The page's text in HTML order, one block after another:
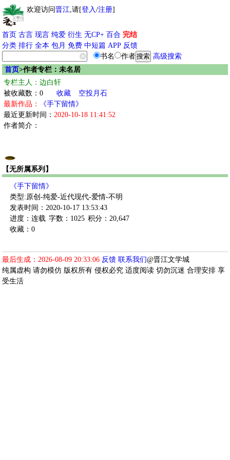
欢迎访问晋江,请[登入/注册]
首页 古言 现言 纯爱 衍生 无CP+ 百合 完结
分类 排行 全本 包月 免费 中短篇 APP 反馈
书名
作者
高级搜索
首页>作者专栏：未名居
专栏主人：边白轩
被收藏数：0
收藏
空投月石
最新作品：
《手下留情》
最近更新时间： 2020-10-18 11:41:52
作者简介：
【无所属系列】
《手下留情》
类型:原创-纯爱-近代现代-爱情-不明
发表时间：2020-10-17 13:53:43
进度：连载 字数：1025 积分：20,647
收藏：0
最后生成：2026-08-09 20:33:06 反馈 联系我们@晋江文学城
纯属虚构 请勿模仿 版权所有 侵权必究 适度阅读 切勿沉迷 合理安排 享
受生活